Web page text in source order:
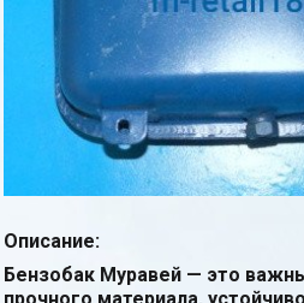
Описание:
Бензобак Муравей — это